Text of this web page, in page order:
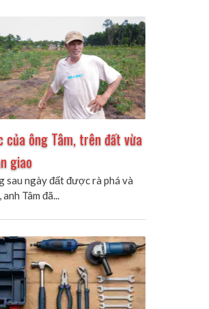
của ông Tâm, trên đất vừa
giao
sau ngày đất được rà phá và
Tâm đã...